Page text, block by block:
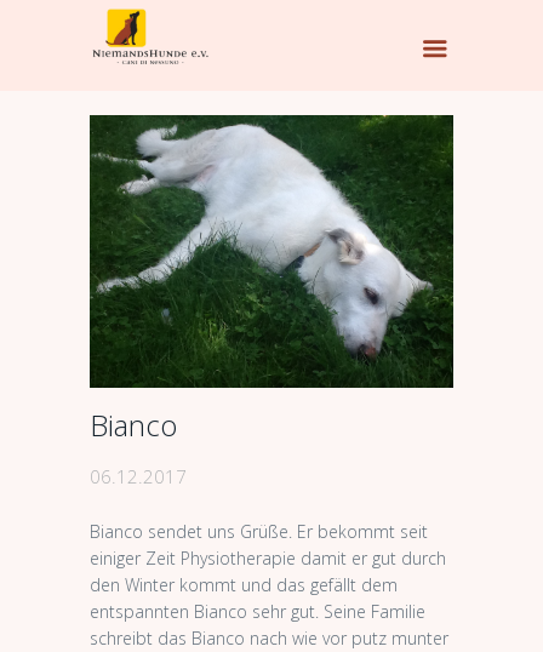
Bianco
06.12.2017
Bianco sendet uns Grüße. Er bekommt seit
einiger Zeit Physiotherapie damit er gut durch
den Winter kommt und das gefällt dem
entspannten Bianco sehr gut. Seine Familie
schreibt das Bianco nach wie vor putz munter